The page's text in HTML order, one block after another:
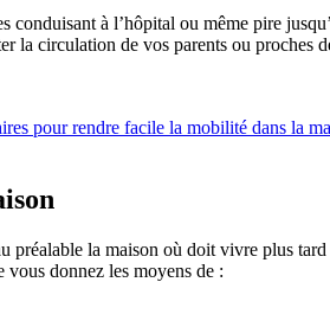
à l’hôpital ou même pire
circulation de vos parents ou proches
pour rendre facile la mobilité dans la
la maison où doit vivre plus
vous donnez les moyens de :